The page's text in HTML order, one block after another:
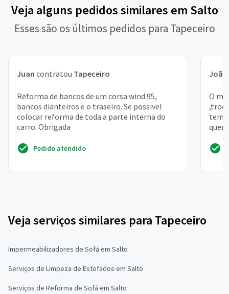
Veja alguns pedidos similares em Salto
Esses são os últimos pedidos para Tapeceiro
Juan contratou Tapeceiro
Reforma de bancos de um corsa wind 95,
bancos dianteiros e o traseiro. Se possivel
colocar reforma de toda a parte interna do
carro. Obrigada
Pedido atendido
O
tem
Veja serviços similares para Tapeceiro
Impermeabilizadores de Sofá em Salto
Serviços de Limpeza de Estofados em Salto
Serviços de Reforma de Sofá em Salto